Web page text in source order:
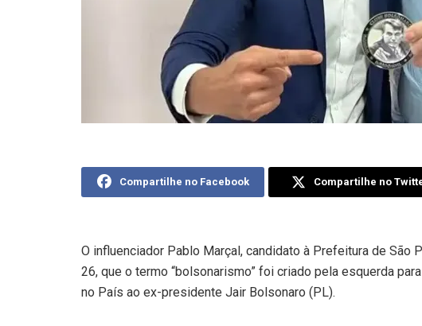
Compartilhe no Facebook Compartilhe no
O influenciador Pablo Marçal, candidato à Prefeitura de São
26, que o termo “bolsonarismo” foi criado pela esquerda
no País ao ex-presidente Jair Bolsonaro (PL).